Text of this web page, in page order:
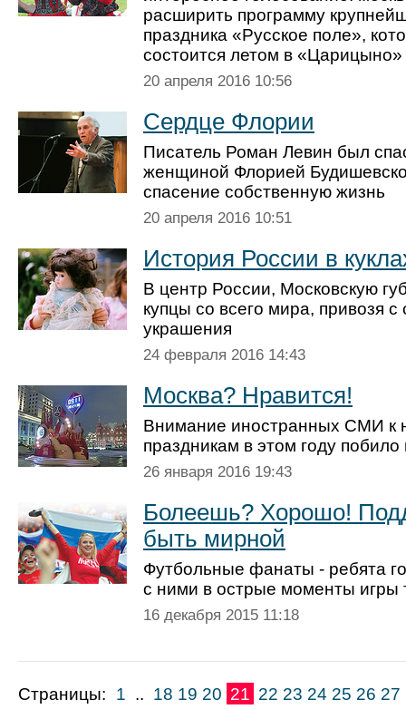
расширить программу
праздника «Русское поле»,
состоится летом в «Царицыно»
20 апреля 2016 10:56
Сердце Флории
Писатель Роман ­Левин был
женщиной Флорией
спасение собст­венную жизнь
20 апреля 2016 10:51
История России в
В центр России, Московскую
купцы со всего мира, привозя
украшения
24 февраля 2016 14:43
Москва? Нравится!
Внимание иностранных СМИ к
праздникам в этом году
26 января 2016 19:43
Болеешь? Хорошо!
быть мирной
Футбольные фанаты - ребята
с ними в острые моменты игры
16 декабря 2015 11:18
Страницы: 1 .. 18 19 20 21 22 23 24 25 26 27